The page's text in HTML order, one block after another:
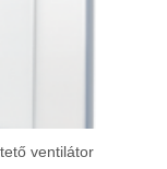
ventilátor